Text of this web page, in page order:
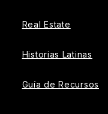
Real Estate
Historias Latinas
Guía de Recursos